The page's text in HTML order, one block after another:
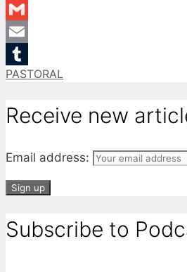
LinkedIn
Gmail
Email
Tumblr
Categories
PASTORAL
Receive new
Email address:
Subscribe to